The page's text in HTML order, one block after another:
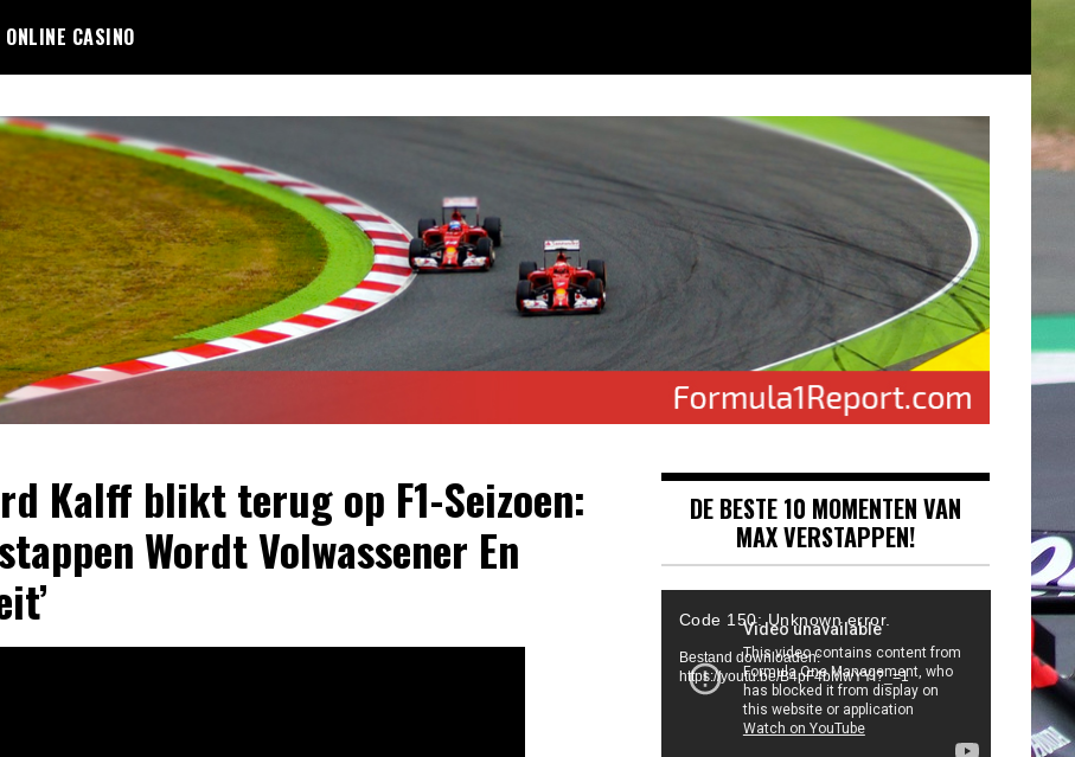
ONLINE CASINO
Kalff blikt terug op F1-Seizoen:
Wordt Volwassener En
DE BESTE 10 MOMENTEN VAN
MAX VERSTAPPEN!
Code 150: Unknown error.
Bestand downloaden:
https://youtu.be/B4pF4bMwYYI?_=1